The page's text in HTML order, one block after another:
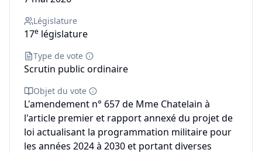
Législature
17e législature
Type de vote
Scrutin public ordinaire
Objet du vote
L'amendement n° 657 de Mme Chatelain à
l'article premier et rapport annexé du projet de
loi actualisant la programmation militaire pour
les années 2024 à 2030 et portant diverses